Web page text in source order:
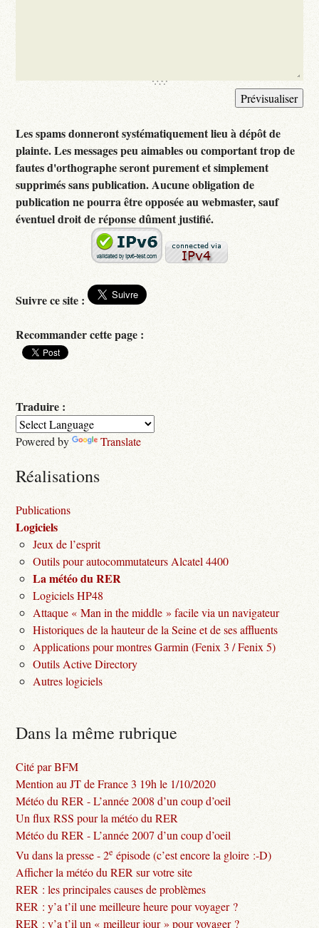
Les spams donneront systématiquement lieu à dépôt de
plainte. Les messages peu aimables ou comportant trop de
fautes d'orthographe seront purement et simplement
supprimés sans publication. Aucune obligation de
publication ne pourra être opposée au webmaster, sauf
éventuel droit de réponse dûment justifié.
Suivre ce site :
Recommander cette page :
Traduire :
Powered by Translate
Réalisations
Publications
Logiciels
Jeux de l’esprit
Outils pour autocommutateurs Alcatel 4400
La météo du RER
Logiciels HP48
Attaque « Man in the middle » facile via un navigateur
Historiques de la hauteur de la Seine et de ses affluents
Applications pour montres Garmin (Fenix 3 / Fenix 5)
Outils Active Directory
Autres logiciels
Dans la même rubrique
Cité par BFM
Mention au JT de France 3 19h le 1/10/2020
Météo du RER - L’année 2008 d’un coup d’oeil
Un flux RSS pour la météo du RER
Météo du RER - L’année 2007 d’un coup d’oeil
Vu dans la presse - 2e épisode (c’est encore la gloire :-D)
Afficher la météo du RER sur votre site
RER : les principales causes de problèmes
RER : y’a t’il une meilleure heure pour voyager ?
RER : y’a t’il un « meilleur jour » pour voyager ?